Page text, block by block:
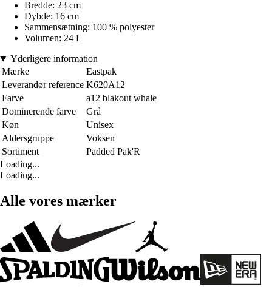
Bredde: 23 cm
Dybde: 16 cm
Sammensætning: 100 % polyester
Volumen: 24 L
Yderligere information
Mærke
Eastpak
Leverandør reference K620A12
Farve
a12 blakout whale
Dominerende farve
Grå
Køn
Unisex
Aldersgruppe
Voksen
Sortiment
Padded Pak'R
Loading...
Loading...
Alle vores mærker